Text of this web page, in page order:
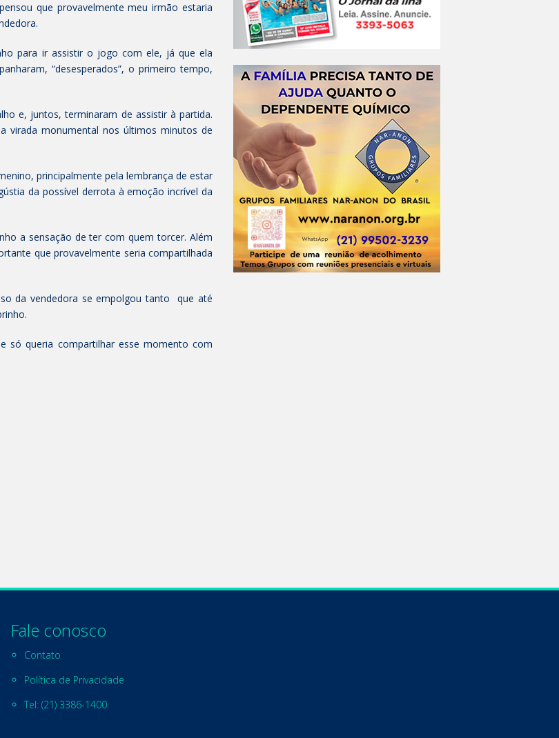
que provavelmente meu irmão estaria
para ir assistir o jogo com ele, já que ela
“desesperados”, o primeiro tempo,
e, juntos, terminaram de assistir à partida.
virada monumental nos últimos minutos de
principalmente pela lembrança de estar
da possível derrota à emoção incrível da
a sensação de ter com quem torcer. Além
que provavelmente seria compartilhada
da vendedora se empolgou tanto que até
só queria compartilhar esse momento com
Fale conosco
Contato
Política de Privacidade
Tel: (21) 3386-1400